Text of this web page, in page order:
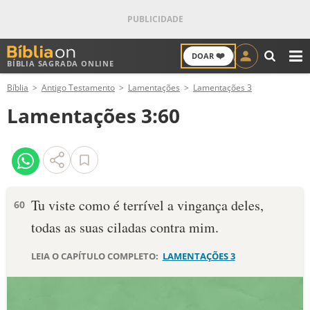
BÍBLIA SAGRADA ONLINE
DOAR ❤️
ANTIGO TESTAMENTO
NOVO TESTAMENTO
VERSÍCULOS
PALAVRA DO DIA
Bíblia Antigo Testamento Lamentações Lamentações 3
Lamentações 3:60
60 Tu viste como é terrível a vingança deles,
todas as suas ciladas contra mim.
LEIA O CAPÍTULO COMPLETO: LAMENTAÇÕES 3